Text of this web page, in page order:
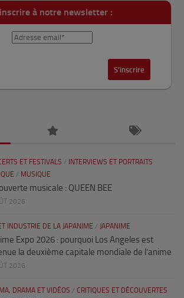
à notre newsletter :
ET FESTIVALS /
INTERVIEWS ET PORTRAITS
/ MUSIQUE
musicale : QUEEN BEE
2026
INDUSTRIE DE LA JAPANIME / JAPANIME
Expo 2026 : pourquoi Los Angeles est
la deuxième capitale mondiale de l’anime
2026
DRAMA ET VIDÉOS / CRITIQUES ET DÉCOUVERTES